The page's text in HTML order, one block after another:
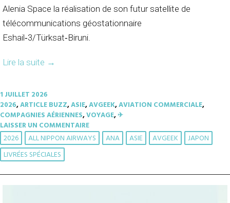
Alenia Space la réalisation de son futur satellite de
télécommunications géostationnaire
Eshail‑3/Türksat‑Biruni.
Lire la suite →
1 JUILLET 2026
2026,ARTICLE BUZZ,ASIE,AVGEEK,AVIATION COMMERCIALE,
COMPAGNIES AÉRIENNES,VOYAGE,✈︎
LAISSER UN COMMENTAIRE
2026 ALL NIPPON AIRWAYS ANA ASIE AVGEEK
JAPON
LIVRÉES SPÉCIALES